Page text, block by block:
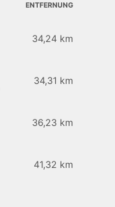
ENTFERNUNG
34,24 km
34,31 km
36,23 km
41,32 km